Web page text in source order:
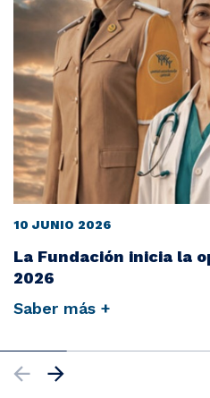
10 JUNIO 2026
La Fundación inicia la
2026
Saber más +